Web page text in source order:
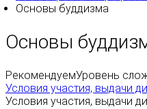
Основы буддизма
Основы
РекомендуемУровень
Условия участия, выдачи
Условия участия, выдачи